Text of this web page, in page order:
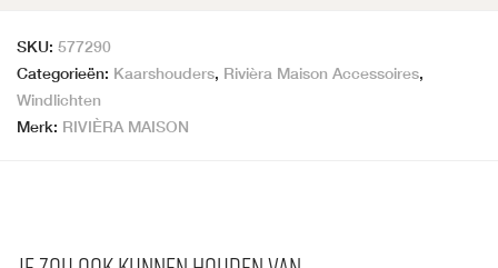
SKU: 577290
Categorieën: Kaarshouders, Rivièra Maison Accessoires,
Windlichten
Merk: RIVIÈRA MAISON